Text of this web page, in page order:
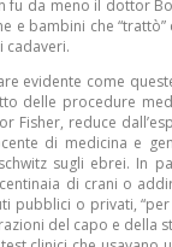
fu da meno il dottor
e bambini che
cadaveri.
evidente come
delle procedure
reduce
di medicina e
sugli ebrei. In
di crani o
pubblici o privati,
del capo e